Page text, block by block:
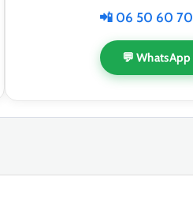
📲 06 50 60
💬 WhatsApp